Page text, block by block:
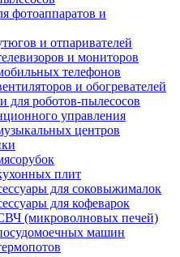
фотоаппаратов и
и отпаривателей
и мониторов
телефонов
и обогревателей
для роботов-пылесосов
управления
центров
плит
для соковыжималок
для кофеварок
(микроволновых печей)
машин